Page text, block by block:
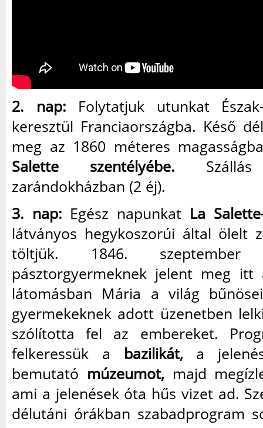
2. nap: Folytatjuk utunkat Észak-
keresztül Franciaországba. Késő
meg az 1860 méteres
Salette szentélyébe.
zarándokházban (2 éj).
3. nap: Egész napunkat La
látványos hegykoszorúi által ölelt
töltjük. 1846.
pásztorgyermeknek jelent meg itt
látomásban Mária a világ
gyermekeknek adott üzenetben
szólította fel az embereket.
felkeressük a bazilikát,a
bemutató múzeumot,majd
ami a jelenések óta hűs vizet ad.
délutáni órákban szabadprogram